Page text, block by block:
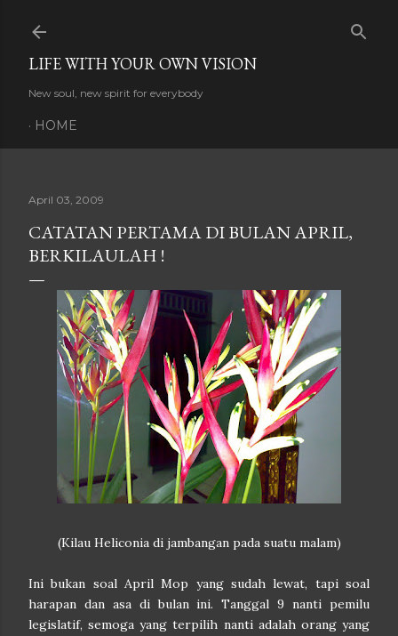
LIFE WITH YOUR OWN VISION
New soul, new spirit for everybody
HOME
April 03, 2009
CATATAN PERTAMA DI BULAN APRIL,
BERKILAULAH !
(Kilau Heliconia di jambangan pada suatu malam)
Ini bukan soal April Mop yang sudah lewat, tapi soal
harapan dan asa di bulan ini. Tanggal 9 nanti pemilu
legislatif, semoga yang terpilih nanti adalah orang yang